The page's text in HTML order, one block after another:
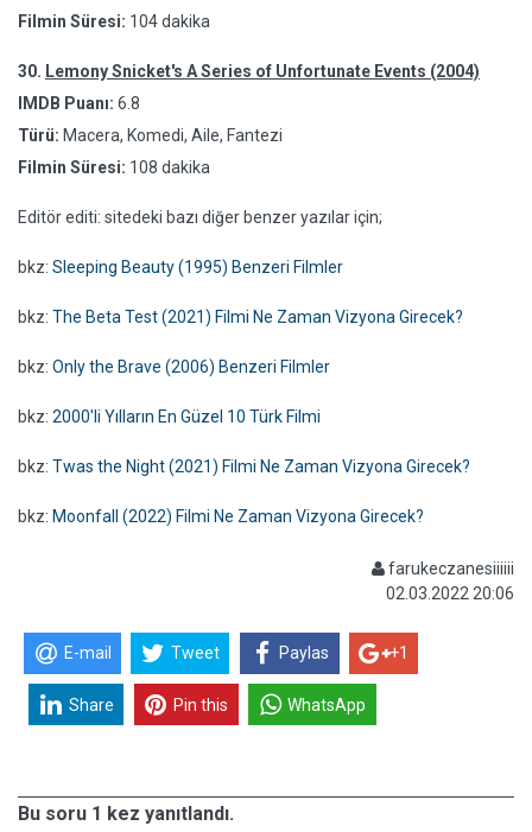
Filmin Süresi: 104 dakika
30. Lemony Snicket's A Series of Unfortunate Events (2004)
IMDB Puanı: 6.8
Türü: Macera, Komedi, Aile, Fantezi
Filmin Süresi: 108 dakika
Editör editi: sitedeki bazı diğer benzer yazılar için;
bkz: Sleeping Beauty (1995) Benzeri Filmler
bkz: The Beta Test (2021) Filmi Ne Zaman Vizyona Girecek?
bkz: Only the Brave (2006) Benzeri Filmler
bkz: 2000'li Yılların En Güzel 10 Türk Filmi
bkz: Twas the Night (2021) Filmi Ne Zaman Vizyona Girecek?
bkz: Moonfall (2022) Filmi Ne Zaman Vizyona Girecek?
farukeczanesiiiiii
02.03.2022 20:06
E-mail Tweet Paylas +1
Share Pin this WhatsApp
Bu soru 1 kez yanıtlandı.